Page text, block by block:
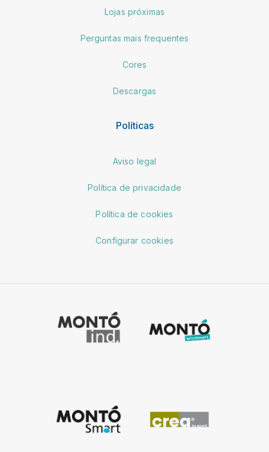
Lojas próximas
Perguntas mais frequentes
Cores
Descargas
Políticas
Aviso legal
Política de privacidade
Política de cookies
Configurar cookies